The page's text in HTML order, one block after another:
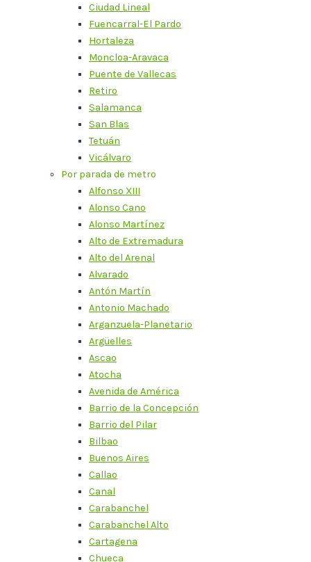
Ciudad Lineal
Fuencarral-El Pardo
Hortaleza
Moncloa-Aravaca
Puente de Vallecas
Retiro
Salamanca
San Blas
Tetuán
Vicálvaro
Por parada de metro
Alfonso XIII
Alonso Cano
Alonso Martínez
Alto de Extremadura
Alto del Arenal
Alvarado
Antón Martín
Antonio Machado
Arganzuela-Planetario
Argüelles
Ascao
Atocha
Avenida de América
Barrio de la Concepción
Barrio del Pilar
Bilbao
Buenos Aires
Callao
Canal
Carabanchel
Carabanchel Alto
Cartagena
Chueca